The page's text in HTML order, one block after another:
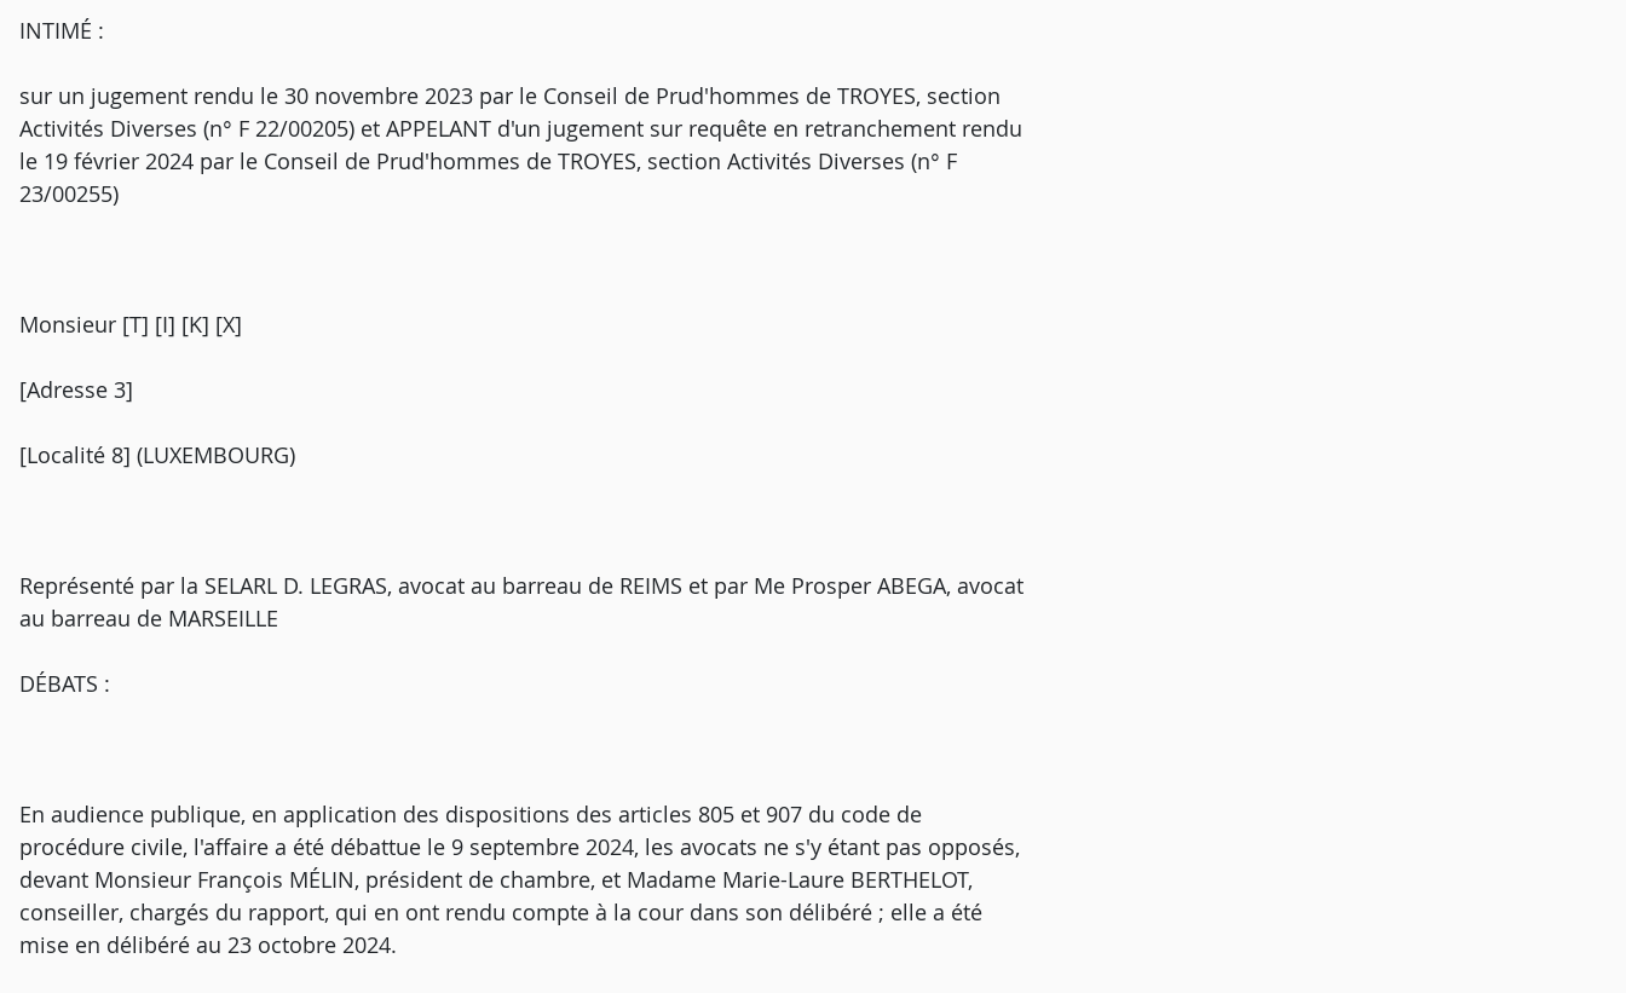
INTIMÉ :
sur un jugement rendu le 30 novembre 2023 par le Conseil de Prud'hommes de TROYES, section
Activités Diverses (n° F 22/00205) et APPELANT d'un jugement sur requête en retranchement rendu
le 19 février 2024 par le Conseil de Prud'hommes de TROYES, section Activités Diverses (n° F
23/00255)
Monsieur [T] [I] [K] [X]
[Adresse 3]
[Localité 8] (LUXEMBOURG)
Représenté par la SELARL D. LEGRAS, avocat au barreau de REIMS et par Me Prosper ABEGA, avocat
au barreau de MARSEILLE
DÉBATS :
En audience publique, en application des dispositions des articles 805 et 907 du code de
procédure civile, l'affaire a été débattue le 9 septembre 2024, les avocats ne s'y étant pas opposés,
devant Monsieur François MÉLIN, président de chambre, et Madame Marie-Laure BERTHELOT,
conseiller, chargés du rapport, qui en ont rendu compte à la cour dans son délibéré ; elle a été
mise en délibéré au 23 octobre 2024.